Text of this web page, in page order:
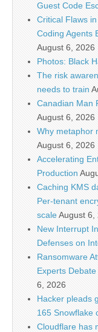
Guest Code
Critical Flaws
Coding Agents
August 6, 2026
Photos: Black
The risk
needs to train
Canadian Man
August 6, 2026
Why metaphor
August 6, 2026
Accelerating
Production
Caching KMS
Per-tenant
scaleAugust 6,
New Interrupt
Defenses on
Ransomware
Experts
6, 2026
Hacker pleads
165 Snowflake
Cloudflare has